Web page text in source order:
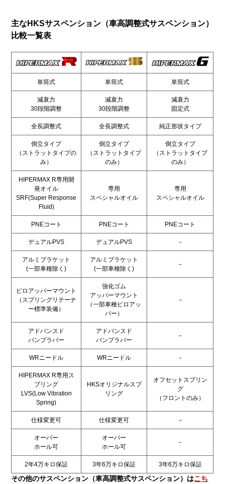
主なHKSサスペンション（車高調整式サスペンション）
比較一覧表
単筒式 単筒式 単筒式
減衰力
30段階調整
減衰力
30段階調整
減衰力
固定式
全長調整式 全長調整式 純正形状タイプ
倒立タイプ
（ストラットタイプの
み）
倒立タイプ
（ストラットタイプ
のみ）
倒立タイプ
（ストラットタイプ
のみ）
HIPERMAX R専用開
発オイル
SRF(Super Response
Fluid)
専用
スペシャルオイル
専用
スペシャルオイル
PNEコート PNEコート PNEコート
デュアルPVS デュアルPVS －
アルミブラケット
(一部車種除く)
アルミブラケット
(一部車種除く)
－
ピロアッパーマウント
（スプリングリテーナ
ー標準装備）
強化ゴム
アッパーマウント
（一部車種ピロアッ
パー）
－
アドバンスド
バンプラバー
アドバンスド
バンプラバー
－
WRニードル WRニードル －
HIPERMAX R専用ス
プリング
LVS(Low Vibration
Spring)
HKSオリジナルスプ
リング
オフセットスプリン
グ
（フロントのみ）
仕様変更可 仕様変更可 －
オーバー
ホール可
オーバー
ホール可
－
2年4万キロ保証 3年6万キロ保証 3年6万キロ保証
その他のサスペンション（車高調整式サスペンション）はこち